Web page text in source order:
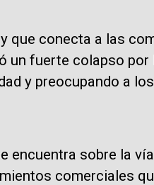
que conecta a las
un fuerte colapso
y preocupando a
encuentra sobre la
comerciales